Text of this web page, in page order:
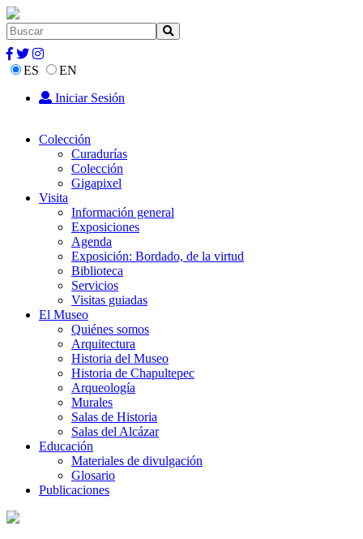
ES
EN
Iniciar Sesión
Colección
Curadurías
Colección
Gigapixel
Visita
Información general
Exposiciones
Agenda
Exposición: Bordado, de la virtud
Biblioteca
Servicios
Visitas guiadas
El Museo
Quiénes somos
Arquitectura
Historia del Museo
Historia de Chapultepec
Arqueología
Murales
Salas de Historia
Salas del Alcázar
Educación
Materiales de divulgación
Glosario
Publicaciones